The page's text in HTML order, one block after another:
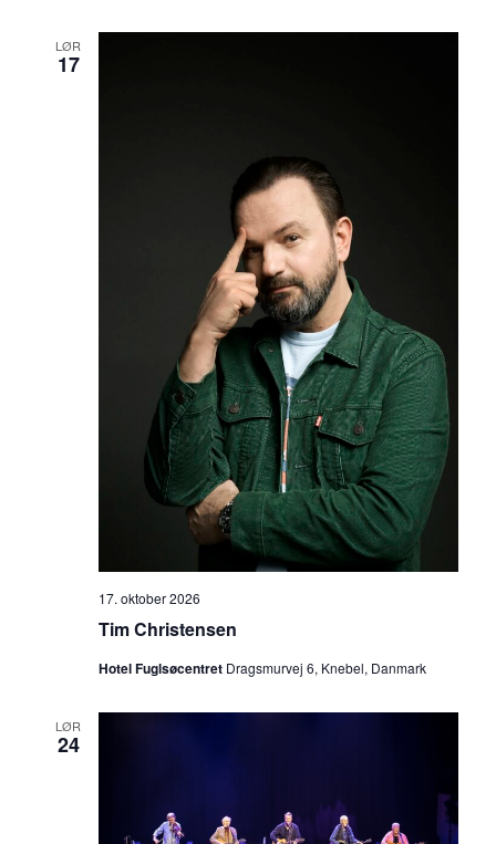
LØR
17
17. oktober 2026
Tim Christensen
Hotel Fuglsøcentret Dragsmurvej 6, Knebel, Danmark
LØR
24